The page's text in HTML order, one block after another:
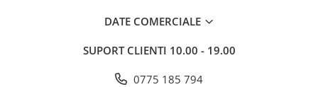
DATE COMERCIALE
SUPORT CLIENTI 10.00 - 19.00
0775 185 794